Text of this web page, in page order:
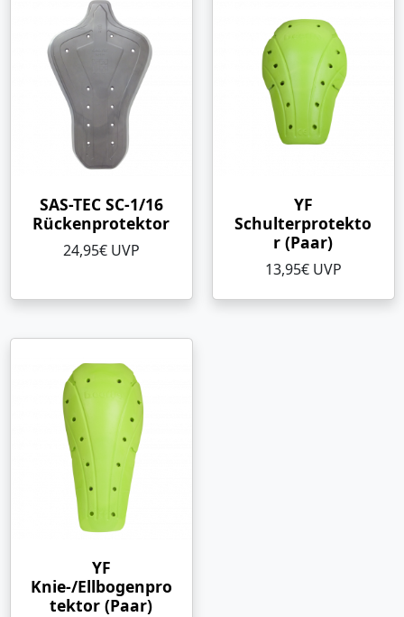
SAS-TEC SC-1/16
Rückenprotektor
24,95€ UVP
YF
Schulterprotekto
r (Paar)
13,95€ UVP
YF
Knie-/Ellbogenpro
tektor (Paar)